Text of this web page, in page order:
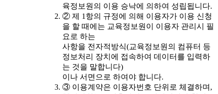
육정보원의 이용 승낙에 의하여 성립됩니다.
② 제 1항의 규정에 의해 이용자가 이용 신청
을 할 때에는 교육정보원이 이용자 관리시 필
요로 하는
사항을 전자적방식(교육정보원의 컴퓨터 등
정보처리 장치에 접속하여 데이터를 입력하
는 것을 말합니다)
이나 서면으로 하여야 합니다.
③ 이용계약은 이용자번호 단위로 체결하며,